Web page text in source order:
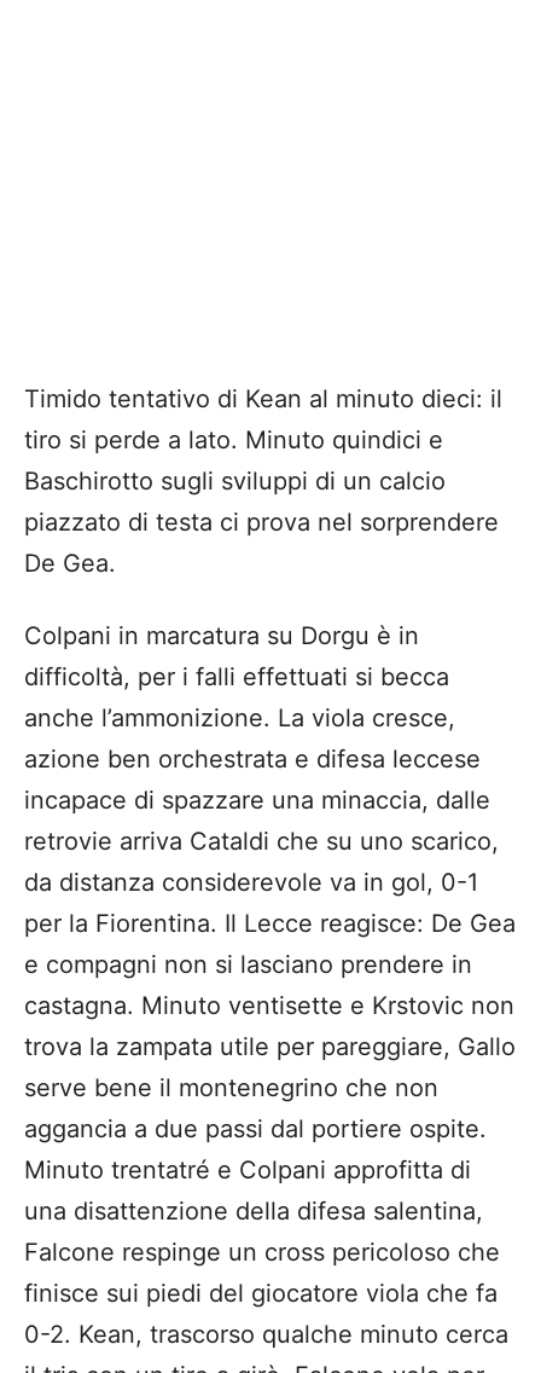
Timido tentativo di Kean al minuto dieci: il
tiro si perde a lato. Minuto quindici e
Baschirotto sugli sviluppi di un calcio
piazzato di testa ci prova nel sorprendere
De Gea.
Colpani in marcatura su Dorgu è in
difficoltà, per i falli effettuati si becca
anche l’ammonizione. La viola cresce,
azione ben orchestrata e difesa leccese
incapace di spazzare una minaccia, dalle
retrovie arriva Cataldi che su uno scarico,
da distanza considerevole va in gol, 0-1
per la Fiorentina. Il Lecce reagisce: De Gea
e compagni non si lasciano prendere in
castagna. Minuto ventisette e Krstovic non
trova la zampata utile per pareggiare, Gallo
serve bene il montenegrino che non
aggancia a due passi dal portiere ospite.
Minuto trentatré e Colpani approfitta di
una disattenzione della difesa salentina,
Falcone respinge un cross pericoloso che
finisce sui piedi del giocatore viola che fa
0-2. Kean, trascorso qualche minuto cerca